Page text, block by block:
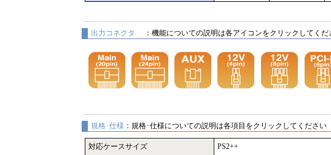
出力コネクタ ：機能についての説明は各アイコンをクリックしてくだ
規格･仕様 ：規格･仕様についての説明は各項目をクリックしてください
対応ケースサイズ
PS2++